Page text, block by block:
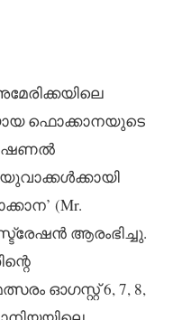
ഫൊക്കാനയുടെ
(Mr.
ആരംഭിച്ചു.
ഓഗസ്റ്റ് 6, 7, 8,